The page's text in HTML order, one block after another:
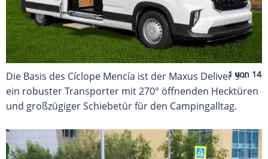
Die Basis des Cíclope Mencía ist der Maxus Deliver 9 –
ein robuster Transporter mit 270° öffnenden Hecktüren
und großzügiger Schiebetür für den Campingalltag.